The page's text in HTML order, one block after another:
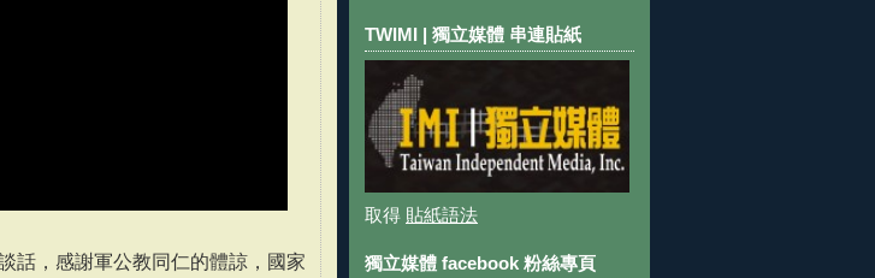
話，感謝軍公教同仁的體諒，國家
TWIMI | 獨立媒體 串連貼紙
取得 貼紙語法
獨立媒體 facebook 粉絲專頁